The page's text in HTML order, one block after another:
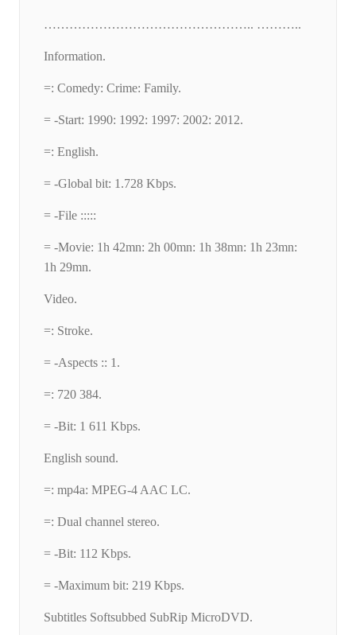
………………………………………….. ………..
Information.
=: Comedy: Crime: Family.
= -Start: 1990: 1992: 1997: 2002: 2012.
=: English.
= -Global bit: 1.728 Kbps.
= -File :::::
= -Movie: 1h 42mn: 2h 00mn: 1h 38mn: 1h 23mn:
1h 29mn.
Video.
=: Stroke.
= -Aspects :: 1.
=: 720 384.
= -Bit: 1 611 Kbps.
English sound.
=: mp4a: MPEG-4 AAC LC.
=: Dual channel stereo.
= -Bit: 112 Kbps.
= -Maximum bit: 219 Kbps.
Subtitles Softsubbed SubRip MicroDVD.